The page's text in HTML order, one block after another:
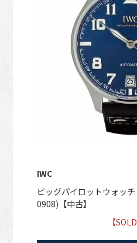
IWC
ビッグパイロットウォッ
0908)【中古】
【